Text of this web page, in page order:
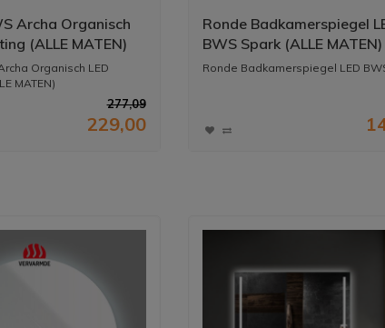
Archa Organisch
(ALLE MATEN)
Organisch LED
MATEN)
277,09
229,00
Ronde Badkamerspiegel
BWS Spark (ALLE MATEN)
Ronde Badkamerspiegel LED